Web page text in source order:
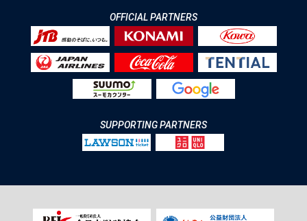
OFFICIAL PARTNERS
SUPPORTING PARTNERS